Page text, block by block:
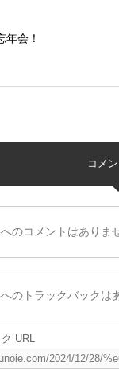
年会！
コメ
のコメントはありま
のトラックバックは
URL